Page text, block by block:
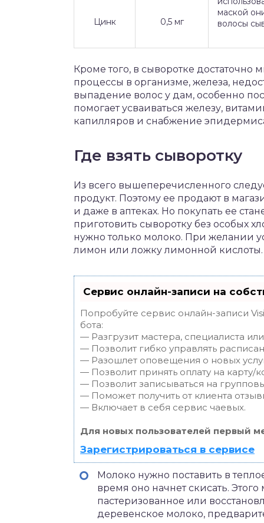
маской
волосы
Цинк 0,5 мг
Кроме того, в сыворотке
процессы в организме, железа,
выпадение волос у дам, особенно
помогает усваиваться железу,
капилляров и снабжение
Где взять сыворотку
Из всего вышеперечисленного
продукт. Поэтому ее продают в
и даже в аптеках. Но покупать ее
приготовить сыворотку без особых
нужно только молоко. При желании
лимон или ложку лимонной кислоты.
Сервис онлайн-записи на
Попробуйте сервис онлайн-записи
бота:
— Разгрузит мастера, специалиста
— Позволит гибко управлять
— Разошлет оповещения о новых
— Позволит принять оплату на карту/
— Позволит записываться на
— Поможет получить от клиента
— Включает в себя сервис чаевых.
Для новых пользователей первый
Зарегистрироваться в сервисе
Молоко нужно поставить в
время оно начнет скисать.
пастеризованное или
деревенское молоко,